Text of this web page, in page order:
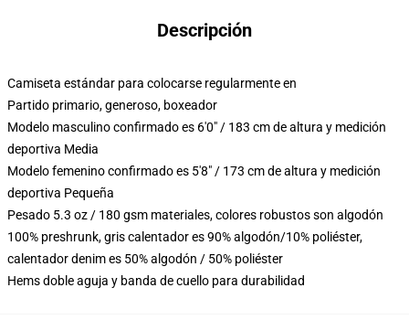
Descripción
Camiseta estándar para colocarse regularmente en
Partido primario, generoso, boxeador
Modelo masculino confirmado es 6'0" / 183 cm de altura y medición
deportiva Media
Modelo femenino confirmado es 5'8" / 173 cm de altura y medición
deportiva Pequeña
Pesado 5.3 oz / 180 gsm materiales, colores robustos son algodón
100% preshrunk, gris calentador es 90% algodón/10% poliéster,
calentador denim es 50% algodón / 50% poliéster
Hems doble aguja y banda de cuello para durabilidad